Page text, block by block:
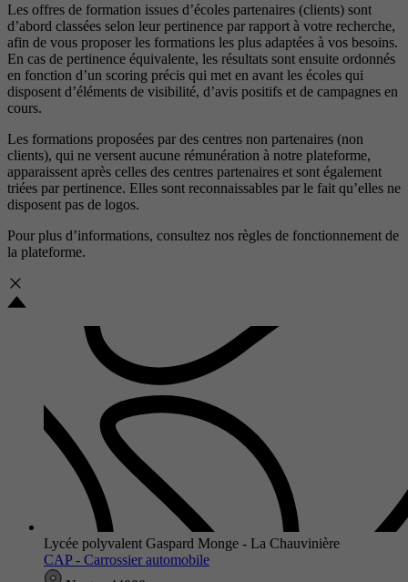
Les offres de formation issues d’écoles partenaires (clients) sont
d’abord classées selon leur pertinence par rapport à votre recherche,
afin de vous proposer les formations les plus adaptées à vos besoins.
En cas de pertinence équivalente, les résultats sont ensuite ordonnés
en fonction d’un scoring précis qui met en avant les écoles qui
disposent d’éléments de visibilité, d’avis positifs et de campagnes en
cours.
Les formations proposées par des centres non partenaires (non
clients), qui ne versent aucune rémunération à notre plateforme,
apparaissent après celles des centres partenaires et sont également
triées par pertinence. Elles sont reconnaissables par le fait qu’elles ne
disposent pas de logos.
Pour plus d’informations, consultez nos règles de fonctionnement de
la plateforme.
Lycée polyvalent Gaspard Monge - La Chauvinière
CAP - Carrossier automobile